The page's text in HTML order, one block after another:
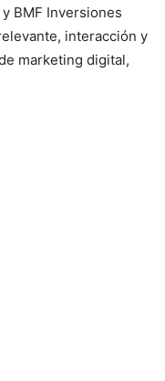
BMF Inversiones
interacción y
marketing digital,